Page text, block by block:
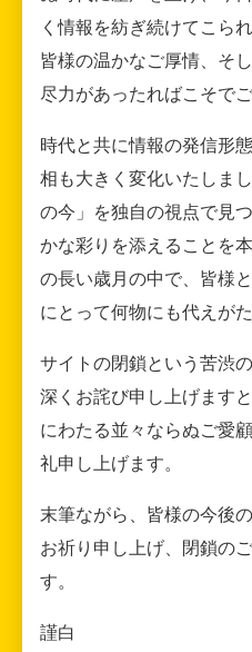
く情報を紡ぎ続けてこら
皆様の温かなご厚情、そ
尽力があったればこそでご
時代と共に情報の発信形
相も大きく変化いたしま
の今」を独自の視点で見
かな彩りを添えることを
の長い歳月の中で、皆様
にとって何物にも代えが
サイトの閉鎖という苦渋
深くお詫び申し上げます
にわたる並々ならぬご愛
礼申し上げます。
末筆ながら、皆様の今後
お祈り申し上げ、閉鎖の
す。
謹白